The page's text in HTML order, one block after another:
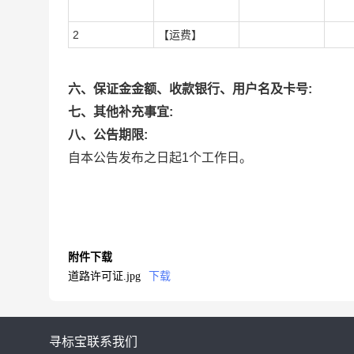
2 【运费】
六、保证金金额、收款银行、用户名及卡号:
七、其他补充事宜:
八、公告期限:
自本公告发布之日起1个工作日。
附件下载
道路许可证.jpg
下载
寻标宝联系我们